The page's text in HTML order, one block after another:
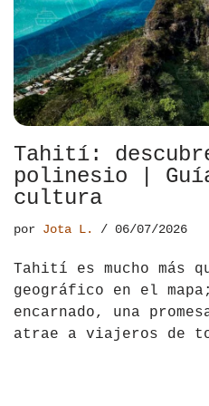
El Salvador
Estados Unidos
Hawái
México
Nicaragua
Paraguay
Perú
República
Jordania
Kazajistán
La India
Madagascar
Malasia
Maldivas
Mongolia
Nepal
Croacia
Dinamarca
Escocia
Eslovenia
España
Finlandia
Francia
Grecia
Tahití:
polinesio |
cultura
por Jota L. 06/07/2026
Tahití es mucho más
geográfico en el
encarnado, una
atrae a viajeros de